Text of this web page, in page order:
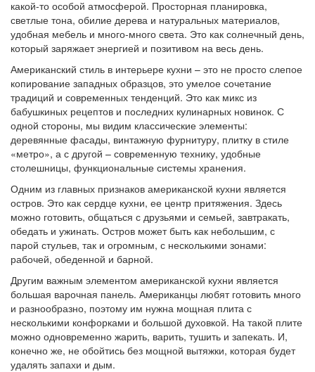
какой-то особой атмосферой. Просторная планировка,
светлые тона, обилие дерева и натуральных материалов,
удобная мебель и много-много света. Это как солнечный день,
который заряжает энергией и позитивом на весь день.
Американский стиль в интерьере кухни – это не просто слепое
копирование западных образцов, это умелое сочетание
традиций и современных тенденций. Это как микс из
бабушкиных рецептов и последних кулинарных новинок. С
одной стороны, мы видим классические элементы:
деревянные фасады, винтажную фурнитуру, плитку в стиле
«метро», а с другой – современную технику, удобные
столешницы, функциональные системы хранения.
Одним из главных признаков американской кухни является
остров. Это как сердце кухни, ее центр притяжения. Здесь
можно готовить, общаться с друзьями и семьей, завтракать,
обедать и ужинать. Остров может быть как небольшим, с
парой стульев, так и огромным, с несколькими зонами:
рабочей, обеденной и барной.
Другим важным элементом американской кухни является
большая варочная панель. Американцы любят готовить много
и разнообразно, поэтому им нужна мощная плита с
несколькими конфорками и большой духовкой. На такой плите
можно одновременно жарить, варить, тушить и запекать. И,
конечно же, не обойтись без мощной вытяжки, которая будет
удалять запахи и дым.